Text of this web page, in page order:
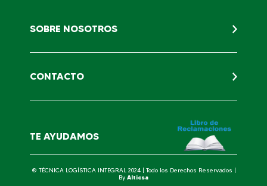
SOBRE NOSOTROS
CONTACTO
TE AYUDAMOS
® TÉCNICA LOGÍSTICA INTEGRAL 2024 | Todo los Derechos Reservados |
By Alticsa